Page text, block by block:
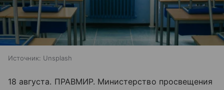
Источник: Unsplash
18 августа. ПРАВМИР. Министерство просвещения